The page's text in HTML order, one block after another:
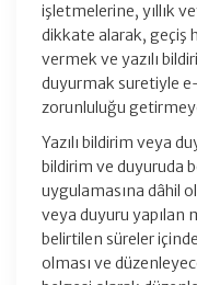
işletmelerine, yıllık
dikkate alarak, geçiş
vermek ve yazılı
duyurmak suretiyle
zorunluluğu
Yazılı bildirim veya
bildirim ve duyuruda
uygulamasına dâhil
veya duyuru yapılan
belirtilen süreler
olması ve